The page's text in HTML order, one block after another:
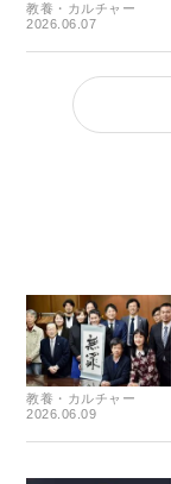
教養・カルチャー
2026.06.07
教養・カルチャー
2026.06.09